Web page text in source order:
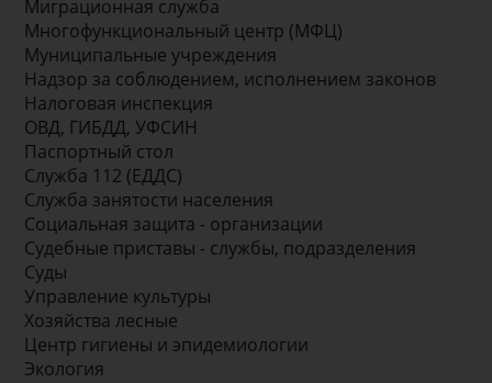
Миграционная служба
Многофункциональный центр (МФЦ)
Муниципальные учреждения
Надзор за соблюдением, исполнением законов
Налоговая инспекция
ОВД, ГИБДД, УФСИН
Паспортный стол
Служба 112 (ЕДДС)
Служба занятости населения
Социальная защита - организации
Судебные приставы - службы, подразделения
Суды
Управление культуры
Хозяйства лесные
Центр гигиены и эпидемиологии
Экология